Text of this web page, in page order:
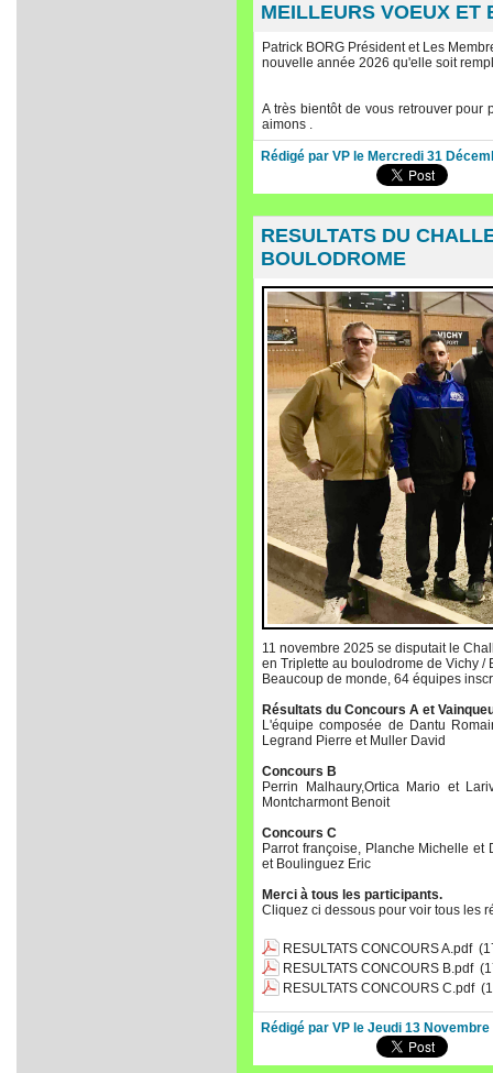
MEILLEURS VOEUX ET
Patrick BORG Président et Les
nouvelle année 2026 qu'elle soit
A très bientôt de vous retrouver
aimons .
Rédigé par VP le Mercredi 31
RESULTATS DU
BOULODROME
11 novembre 2025 se disputait le
en Triplette au boulodrome de Vichy /
Beaucoup de monde, 64 équipes
Résultats du Concours A et
L'équipe composée de Dantu
Legrand Pierre et Muller David
Concours B
Perrin Malhaury,Ortica Mario et
Montcharmont Benoit
Concours C
Parrot françoise, Planche Michelle
et Boulinguez Eric
Merci à tous les participants.
Cliquez ci dessous pour voir tous les
RESULTATS CONCOURS A.pdf
RESULTATS CONCOURS B.pdf
RESULTATS CONCOURS C.pdf
Rédigé par VP le Jeudi 13